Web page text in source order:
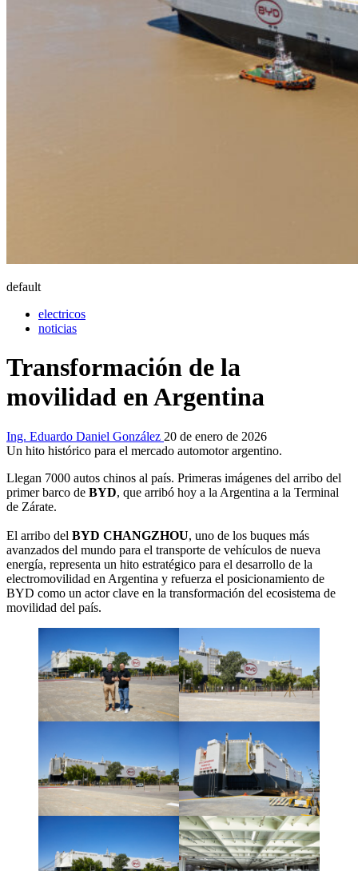
default
electricos
noticias
Transformación de la
movilidad en Argentina
Ing. Eduardo Daniel González 20 de enero de 2026
Un hito histórico para el mercado automotor argentino.
Llegan 7000 autos chinos al país. Primeras imágenes del arribo del
primer barco de BYD, que arribó hoy a la Argentina a la Terminal
de Zárate.
El arribo del BYD CHANGZHOU, uno de los buques más
avanzados del mundo para el transporte de vehículos de nueva
energía, representa un hito estratégico para el desarrollo de la
electromovilidad en Argentina y refuerza el posicionamiento de
BYD como un actor clave en la transformación del ecosistema de
movilidad del país.